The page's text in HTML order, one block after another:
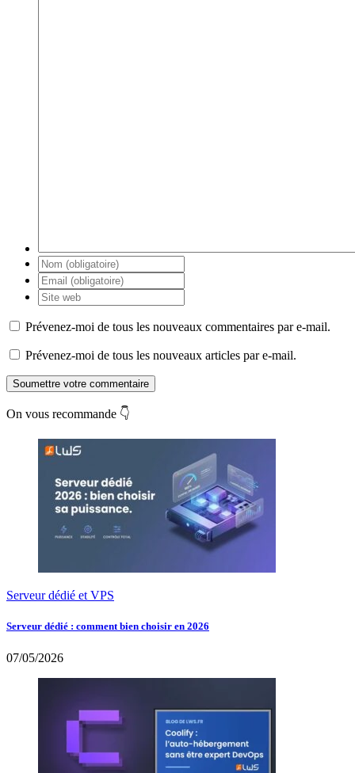
Prévenez-moi de tous les nouveaux commentaires par e-mail.
Prévenez-moi de tous les nouveaux articles par e-mail.
Soumettre votre commentaire
On vous recommande 👇
Serveur dédié et VPS
Serveur dédié : comment bien choisir en 2026
07/05/2026